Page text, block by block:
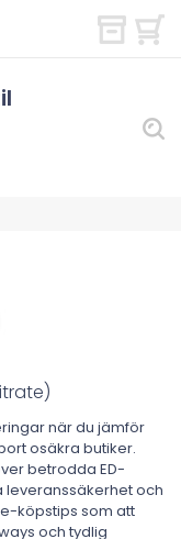
när du jämför
osäkra butiker.
betrodda ED-
och
köpstips som att
och tydlig